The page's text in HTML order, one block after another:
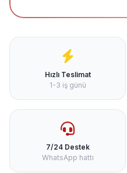
Hızlı Teslimat
1-3 iş günü
7/24 Destek
WhatsApp hattı